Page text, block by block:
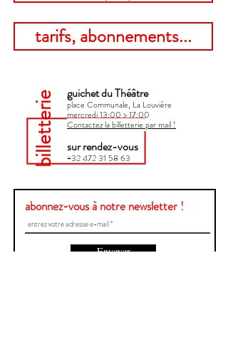
tarifs, abonnements...
billetterie guichet du Théâtre
place Communale, La Louvière
mercredi 13:00 > 17:00​
Contactez la billetterie par mail !
sur rendez-vous
+32 472 31 58 63
abonnez-vous à notre newsletter !
Envoyer